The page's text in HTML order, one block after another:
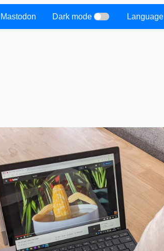
Mastodon Dark mode Language